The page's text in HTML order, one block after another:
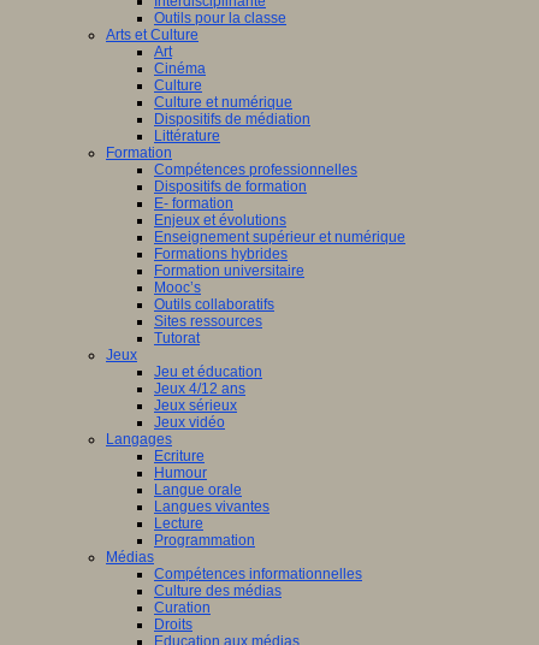
Outils pour la classe
Arts et Culture
Art
Cinéma
Culture
Culture et numérique
Dispositifs de médiation
Littérature
Formation
Compétences professionnelles
Dispositifs de formation
E- formation
Enjeux et évolutions
Enseignement supérieur et numérique
Formations hybrides
Formation universitaire
Mooc’s
Outils collaboratifs
Sites ressources
Tutorat
Jeux
Jeu et éducation
Jeux 4/12 ans
Jeux sérieux
Jeux vidéo
Langages
Ecriture
Humour
Langue orale
Langues vivantes
Lecture
Programmation
Médias
Compétences informationnelles
Culture des médias
Curation
Droits
Education aux médias